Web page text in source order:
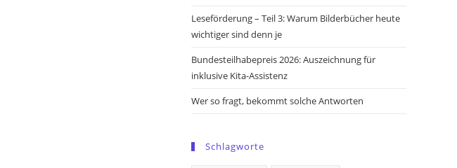
Leseförderung – Teil 3: Warum Bilderbücher heute
wichtiger sind denn je
Bundesteilhabepreis 2026: Auszeichnung für
inklusive Kita-Assistenz
Wer so fragt, bekommt solche Antworten
Schlagworte